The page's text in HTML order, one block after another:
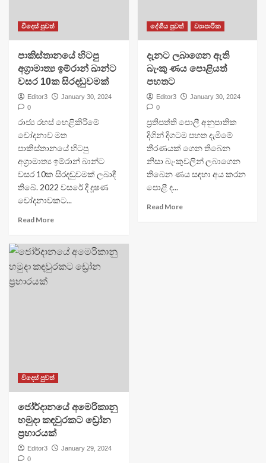
විදෙස් පුවත්
පාකිස්තානයේ හිටපු
අග්‍රාමාත්‍ය ඉම්රාන් ඛාන්ට
වසර 10ක සිරදඬුවමක්
Editor3
January 30, 2024
0
රාජ්‍ය රහස් හෙළිකිරීමේ
චෝදනාව මත
පාකිස්තානයේ හිටපු
අග්‍රාමාත්‍ය ඉම්රාන් ඛාන්ට
වසර 10ක සිරදඬුවමක් ලබාදී
තිබේ. 2022 වසරේ දී දූෂණ
චෝදනාවකට...
Read More
දේශීය පුවත් ව්‍යාපාරික
දැනට ලබාගෙන ඇති
බැංකු ණය පොළියත්
පහතට
Editor3
January 30, 2024
0
ප්‍රතිපත්ති පොලී අනුපාතික
දිගින් දිගටම පහත දැමීමේ
තීරණයක් ගෙන තිබෙන
නිසා බැංකුවලින් ලබාගෙන
තිබෙන ණය සඳහා අය කරන
පොළී ද...
Read More
විදෙස් පුවත්
ජෝර්දානයේ අමෙරිකානු
හමුදා කඳවුරකට ඩ්‍රෝන
ප්‍රහාරයක්
Editor3
January 29, 2024
0